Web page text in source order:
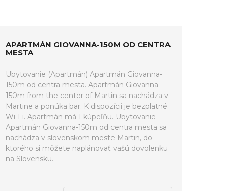
APARTMÁN GIOVANNA-150M OD CENTRA
MESTA
Ubytovanie (Apartmán) Apartmán Giovanna-
150m od centra mesta. Apartmán Giovanna-
150m from the center of Martin sa nachádza v
Martine a ponúka bar. K dispozícii je bezplatné
Wi-Fi. Apartmán má 1 kúpeľňu. Ubytovanie
Apartmán Giovanna-150m od centra mesta sa
nachádza v slovenskom meste Martin, do
ktorého si môžete naplánovať vašú dovolenku
na Slovensku.